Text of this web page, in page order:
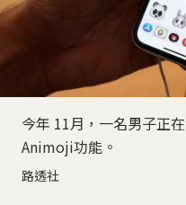
今年 11月，一名男子正
Animoji功能。
路透社